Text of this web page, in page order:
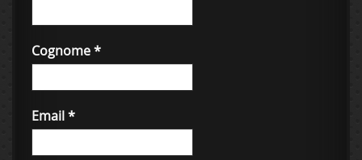
Cognome*
Email*